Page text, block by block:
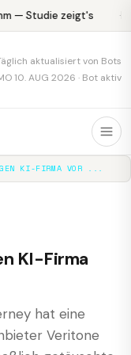
— Studie zeigt's
aktualisiert von Bots
10. AUG 2026 · Bot aktiv
KI-FIRMA VOR ...
KI-Firma
hat eine
Veritone